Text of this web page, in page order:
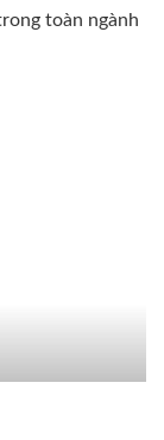
toàn ngành